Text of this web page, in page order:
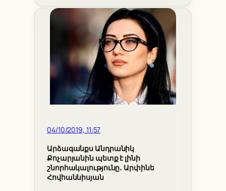
04/10/2019, 11:57
Արձագանքս Անդրանիկ
Քոչարյանին պետք է լինի
շնորհակալությունը․ Արփինե
Հովհաննիսյան